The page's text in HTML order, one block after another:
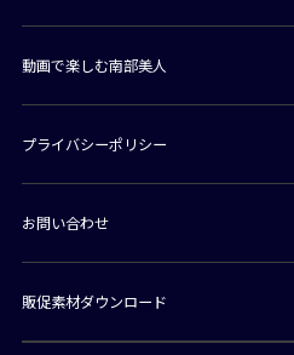
動画で楽しむ南部美人
プライバシーポリシー
お問い合わせ
販促素材ダウンロード